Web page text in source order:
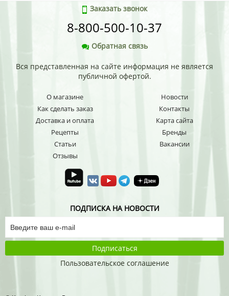
Заказать звонок
8-800-500-10-37
Обратная связь
Вся представленная на сайте информация не является
публичной офертой.
О магазине
Как сделать заказ
Доставка и оплата
Рецепты
Статьи
Отзывы
Новости
Контакты
Карта сайта
Бренды
Вакансии
ПОДПИСКА НА НОВОСТИ
Подписаться
Пользовательское соглашение